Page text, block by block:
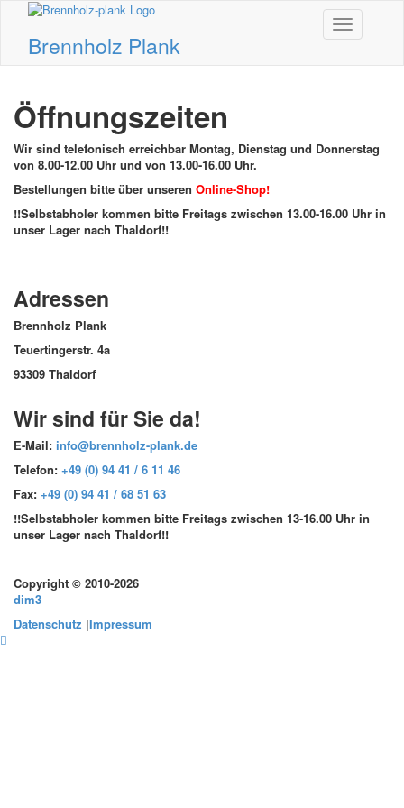
Brennholz Plank
Toggle
navigation
Öffnungszeiten
Wir sind telefonisch erreichbar Montag, Dienstag und Donnerstag
von 8.00-12.00 Uhr und von 13.00-16.00 Uhr.
Bestellungen bitte über unseren Online-Shop!
!!Selbstabholer kommen bitte Freitags zwischen 13.00-16.00 Uhr in
unser Lager nach Thaldorf!!
Adressen
Brennholz Plank
Teuertingerstr. 4a
93309 Thaldorf
Wir sind für Sie da!
E-Mail: info@brennholz-plank.de
Telefon: +49 (0) 94 41 / 6 11 46
Fax: +49 (0) 94 41 / 68 51 63
!!Selbstabholer kommen bitte Freitags zwischen 13-16.00 Uhr in
unser Lager nach Thaldorf!!
Copyright © 2010-2026
dim3
Datenschutz |Impressum